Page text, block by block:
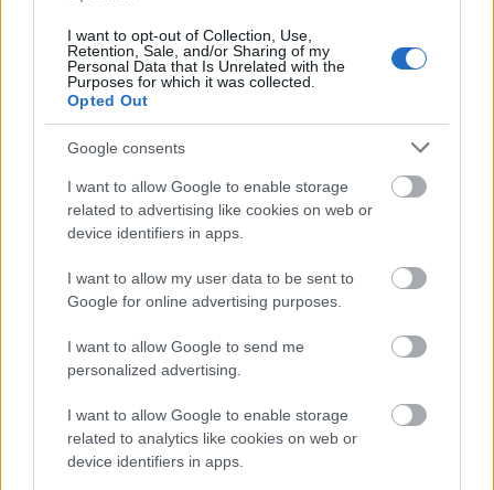
I want to opt-out of Collection, Use,
Retention, Sale, and/or Sharing of my
Personal Data that Is Unrelated with the
Purposes for which it was collected.
Opted Out
Google consents
I want to allow Google to enable storage
related to advertising like cookies on web or
device identifiers in apps.
I want to allow my user data to be sent to
Google for online advertising purposes.
I want to allow Google to send me
personalized advertising.
I want to allow Google to enable storage
related to analytics like cookies on web or
device identifiers in apps.
A lenyúlt ország [459.]
2024. november 14.